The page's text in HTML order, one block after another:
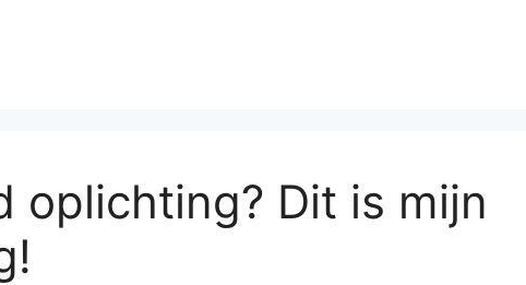
oplichting? Dit is mijn